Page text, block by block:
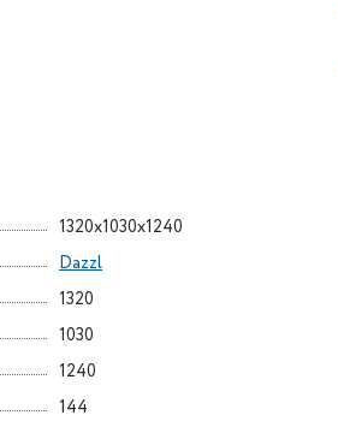
1320x1030x1240
Dazzl
1320
1030
1240
144